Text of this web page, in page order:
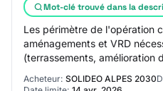
Mot-clé trouvé dans la
Les périmètre de l'opération
aménagements et VRD
(terrassements, amélioration
Acheteur: SOLIDEO ALPES 2030